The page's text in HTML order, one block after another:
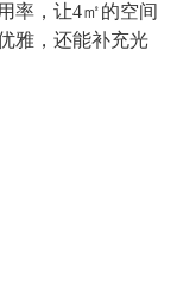
率，让4㎡的空间
雅，还能补充光